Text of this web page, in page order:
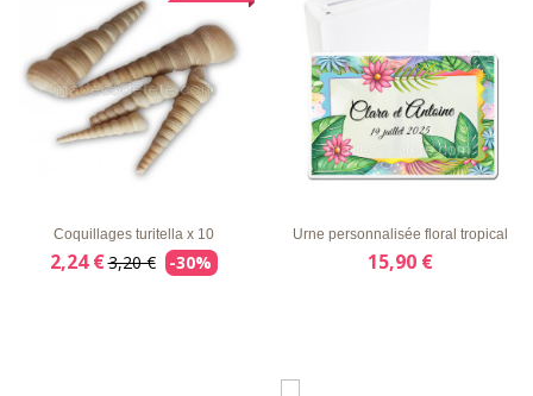
APERÇU
RAPIDE
Coquillages turitella x 10
2,24 €3,20 € -30%
LISTE
D'ENVIE
APERÇU
RAPIDE
DÉTAILS
Urne personnalisée floral tropical
15,90 €